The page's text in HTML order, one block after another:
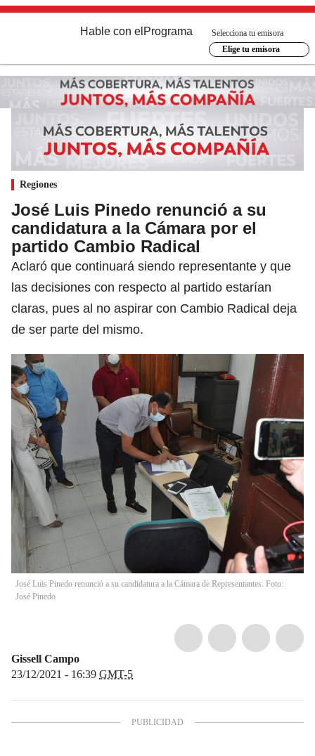
Hable con el Programa
Selecciona tu emisora
Elige tu emisora
Regiones
José Luis Pinedo renunció a su
candidatura a la Cámara por el
partido Cambio Radical
Aclaró que continuará siendo representante y que
las decisiones con respecto al partido estarían
claras, pues al no aspirar con Cambio Radical deja
de ser parte del mismo.
José Luis Pinedo renunció a su candidatura a la Cámara de Representantes. Foto:
José Pinedo
Gissell Campo
23/12/2021 - 16:39 GMT-5